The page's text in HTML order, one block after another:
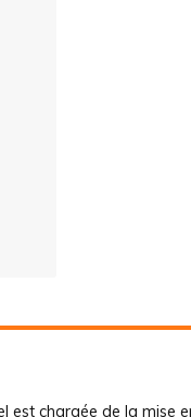
est chargée de la mise